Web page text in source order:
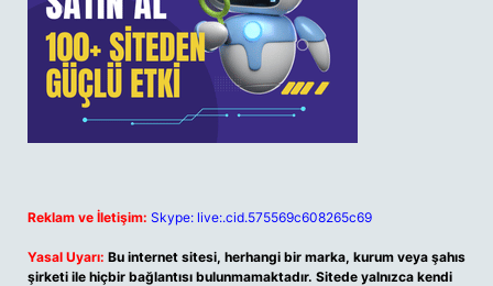
Reklam ve İletişim: Skype: live:.cid.575569c608265c69
Yasal Uyarı: Bu internet sitesi, herhangi bir marka, kurum veya şahıs
şirketi ile hiçbir bağlantısı bulunmamaktadır. Sitede yalnızca kendi